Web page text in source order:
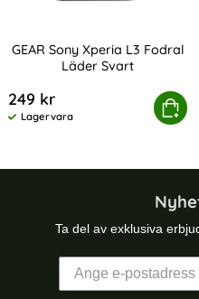
GEAR Sony Xperia L3 Fodral
Läder Svart
249 kr
Tillgänglighet:
Lagervara
Köp
GEAR Sony Xperia L3
Ta del av exklusiva